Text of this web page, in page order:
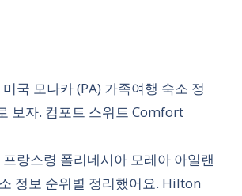
국 모나카 (PA) 가족여행 숙소 정
보자. 컴포트 스위트 Comfort
랑스령 폴리네시아 모레아 아일랜
정보 순위별 정리했어요. Hilton